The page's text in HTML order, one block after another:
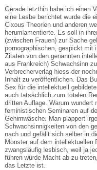
Gerade letzthin habe ich einen
eine Lesbe berichtet wurde die
Cixous Theorien und anderen
herumlamentierte. Es soll in
(zwischen Frauen) zur Sache
pornographischen, gespickt mit
Zitaten von den genannten
aus Frankreich) Schwachsinn
Verbrecherverlag hiess der
Inhalt zu veröffentlichen. Das
Sex für die intellektuell
auch tatsächlich zum totalen
dritten Auflage. Warum
feministischen Seminaren auf
Gehirnwäsche. Man plappert
Schwachsinnigkeiten von den
nach und gefällt sich selber in
Monster auf dem intellektuellen
zwangsläufig lesbisch, weil ja
führen würde Macht ab zu
das Letzte ist.